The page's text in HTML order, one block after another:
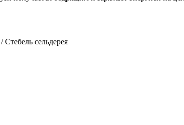
сельдерея